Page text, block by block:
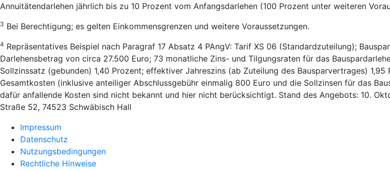
Annuitätendarlehen jährlich bis zu 10 Prozent vom Anfangsdarlehen (100 Prozent unter weiteren
3 Bei Berechtigung; es gelten Einkommensgrenzen und weitere Voraussetzungen.
4 Repräsentatives Beispiel nach Paragraf 17 Absatz 4 PAngV: Tarif XS 06 (Standardzuteilung);
Darlehensbetrag von circa 27.500 Euro; 73 monatliche Zins- und Tilgungsraten für das
Sollzinssatz (gebunden) 1,40 Prozent; effektiver Jahreszins (ab Zuteilung des Bausparvertrages)
Gesamtkosten (inklusive anteiliger Abschlussgebühr einmalig 800 Euro und die Sollzinsen für das
dafür anfallende Kosten sind nicht bekannt und hier nicht berücksichtigt. Stand des Angebots: 10.
Straße 52, 74523 Schwäbisch Hall
Impressum
Datenschutz
Nutzungsbedingungen
Rechtliche Hinweise